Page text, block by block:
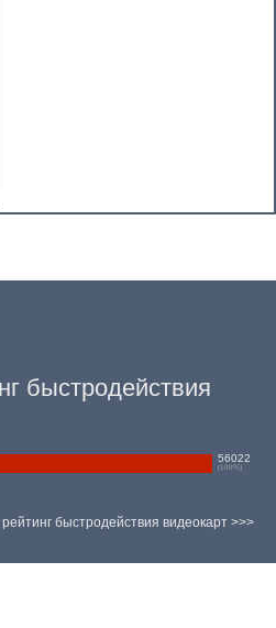
быстродействия
56022
(100 %)
рейтинг быстродействия видеокарт >>>